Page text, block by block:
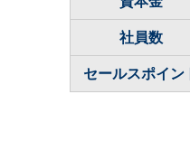
社員数
セールスポイン